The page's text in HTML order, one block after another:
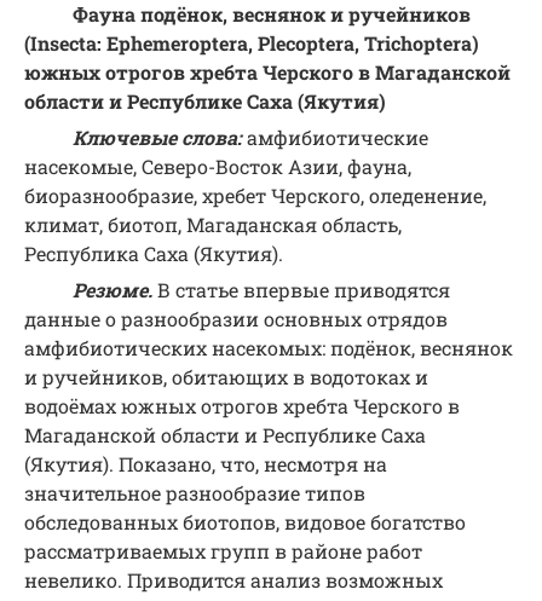
Фауна подёнок, веснянок и ручейников
(Insecta: Ephemeroptera, Plecoptera, Trichoptera)
южных отрогов хребта Черского в Магаданской
области и Республике Саха (Якутия)
Ключевые слова:амфибиотические
насекомые, Северо-Восток Азии, фауна,
биоразнообразие, хребет Черского, оледенение,
климат, биотоп, Магаданская область,
Республика Саха (Якутия).
Резюме.В статье впервые приводятся
данные о разнообразии основных отрядов
амфибиотических насекомых: подёнок, веснянок
и ручейников, обитающих в водотоках и
водоёмах южных отрогов хребта Черского в
Магаданской области и Республике Саха
(Якутия). Показано, что, несмотря на
значительное разнообразие типов
обследованных биотопов, видовое богатство
рассматриваемых групп в районе работ
невелико. Приводится анализ возможных